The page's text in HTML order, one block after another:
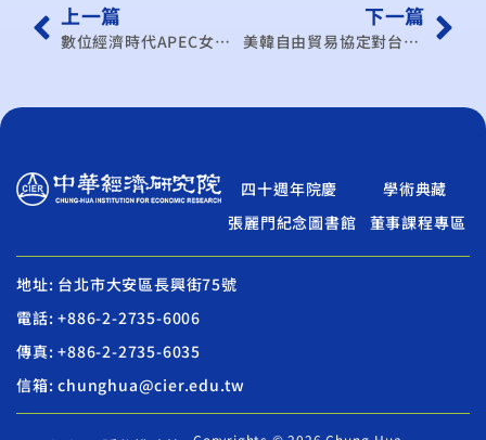
上一篇
數位經濟時代APEC女性企業從事電子商務活動之研究
下一篇
美韓自由貿易協定對台灣產業發展的影響
四十週年院慶
學術典藏
張麗門紀念圖書館
董事課程專區
地址: 台北市大安區長興街75號
電話: +886-2-2735-6006
傳真: +886-2-2735-6035
信箱: chunghua@cier.edu.tw